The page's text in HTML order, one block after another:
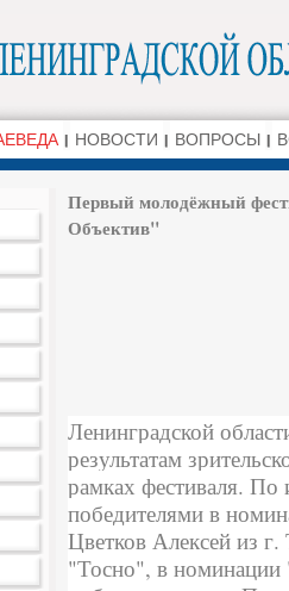
НОВОСТИ ВОПРОСЫ
Первый молодёжный
Объектив"
Ленинградской
результатам
рамках фестиваля.
победителями в
Цветков Алексей из
"Тосно", в